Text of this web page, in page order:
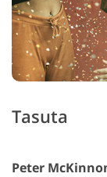
Tasuta
Peter